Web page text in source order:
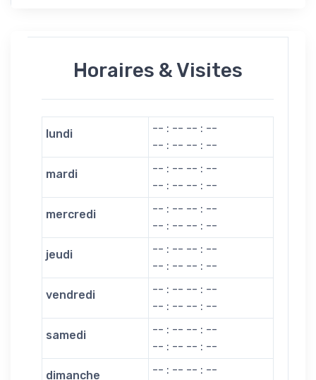
Horaires & Visites
lundi
-- : -- -- : --
-- : -- -- : --
mardi
-- : -- -- : --
-- : -- -- : --
mercredi
-- : -- -- : --
-- : -- -- : --
jeudi
-- : -- -- : --
-- : -- -- : --
vendredi
-- : -- -- : --
-- : -- -- : --
samedi
-- : -- -- : --
-- : -- -- : --
dimanche
-- : -- -- : --